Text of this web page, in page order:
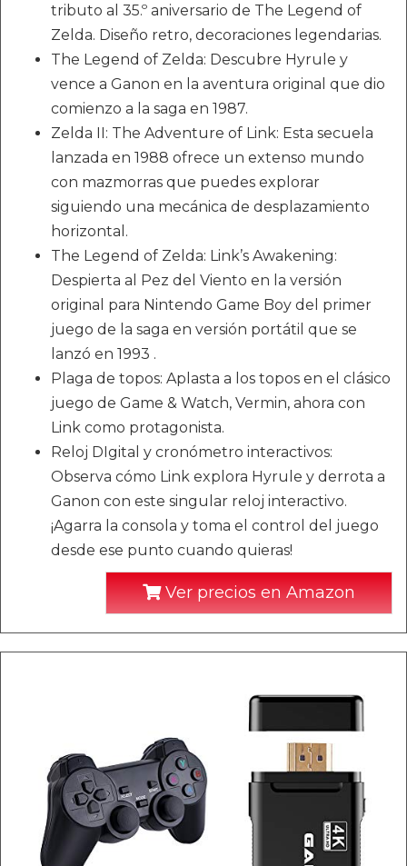
tributo al 35.º aniversario de The Legend of
Zelda. Diseño retro, decoraciones legendarias.
The Legend of Zelda: Descubre Hyrule y
vence a Ganon en la aventura original que dio
comienzo a la saga en 1987.
Zelda II: The Adventure of Link: Esta secuela
lanzada en 1988 ofrece un extenso mundo
con mazmorras que puedes explorar
siguiendo una mecánica de desplazamiento
horizontal.
The Legend of Zelda: Link’s Awakening:
Despierta al Pez del Viento en la versión
original para Nintendo Game Boy del primer
juego de la saga en versión portátil que se
lanzó en 1993 .
Plaga de topos: Aplasta a los topos en el clásico
juego de Game & Watch, Vermin, ahora con
Link como protagonista.
Reloj DIgital y cronómetro interactivos:
Observa cómo Link explora Hyrule y derrota a
Ganon con este singular reloj interactivo.
¡Agarra la consola y toma el control del juego
desde ese punto cuando quieras!
Ver precios en Amazon